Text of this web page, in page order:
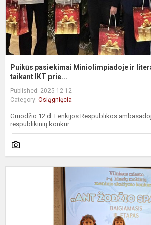
Puikūs pasiekimai Miniolimpiadoje ir
taikant IKT prie...
Published: 2025-12-12
Category: Osiągnięcia
Gruodžio 12 d. Lenkijos Respublikos
respublikinių konkur...